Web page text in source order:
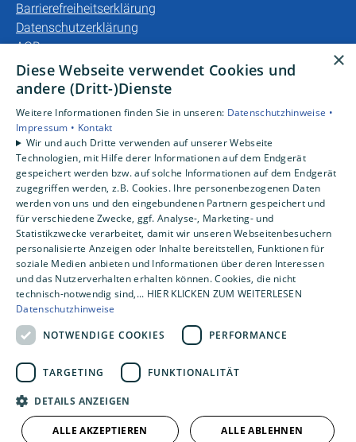
Barrierefreiheitserklärung
Datenschutzerklärung
AGB
Unsere Bereiche
Gewerbekunden
Karriere
Unternehmen
Kontakt
×
Diese Webseite verwendet Cookies und
andere (Dritt-)Dienste
Weitere Informationen finden Sie in unseren: Datenschutzhinweise •
Impressum • Kontakt
Wir und auch Dritte verwenden auf unserer Webseite
Technologien, mit Hilfe derer Informationen auf dem Endgerät
gespeichert werden bzw. auf solche Informationen auf dem Endgerät
zugegriffen werden, z.B. Cookies. Ihre personenbezogenen Daten
werden von uns und den eingebundenen Partnern gespeichert und
für verschiedene Zwecke, ggf. Analyse-, Marketing- und
Statistikzwecke verarbeitet, damit wir unseren Webseitenbesuchern
personalisierte Anzeigen oder Inhalte bereitstellen, Funktionen für
soziale Medien anbieten und Informationen über deren Interessen
und das Nutzerverhalten erhalten können. Cookies, die nicht
technisch-notwendig sind,... HIER KLICKEN ZUM WEITERLESEN
Datenschutzhinweise
NOTWENDIGE COOKIES
PERFORMANCE
TARGETING FUNKTIONALITÄT
DETAILS ANZEIGEN
ALLE AKZEPTIEREN ALLE ABLEHNEN